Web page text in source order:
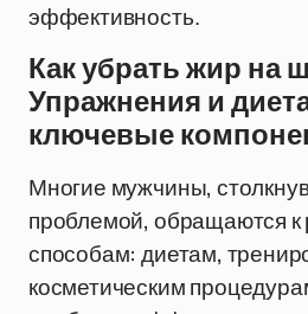
эффективность.
Как убрать жир на
Упражнения и
ключевые
Многие мужчины,
проблемой, обращаются
способам: диетам,
косметическим